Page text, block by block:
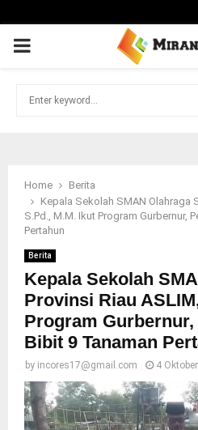
PRIMARY
Home
Berita
Kepala Sekolah SMAN Olahraga
S.Pd., M.M. Ikut Program Gurbernur,
Pertahun
Berita
Kepala Sekolah
Provinsi Riau
Program Gurbernur,
Bibit 9 Tanaman
by incores17@gmail.com 4